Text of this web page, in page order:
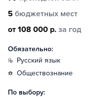
5 бюджетных мест
от 108 000 р. за год
Обязательно:
русский язык
обществознание
По выбору: